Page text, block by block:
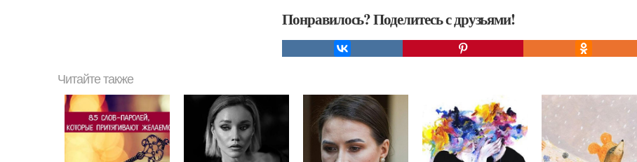
Понравилось? Поделитесь с друзьями!
Читайте также